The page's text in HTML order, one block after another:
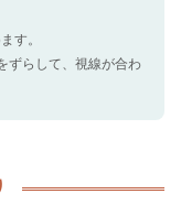
す。
ずらして、視線が合わ